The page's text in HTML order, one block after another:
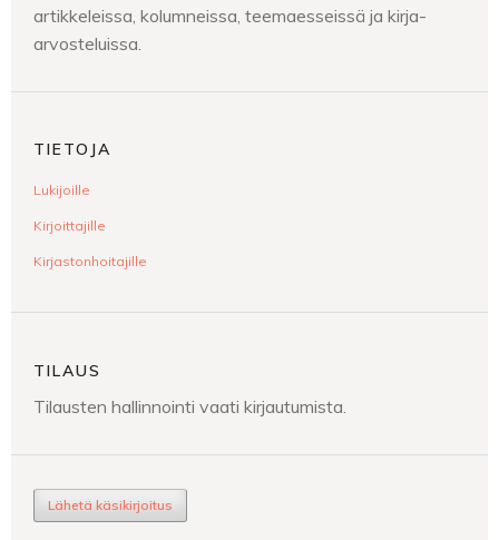
artikkeleissa, kolumneissa, teemaesseissä ja kirja-
arvosteluissa.
TIETOJA
Lukijoille
Kirjoittajille
Kirjastonhoitajille
TILAUS
Tilausten hallinnointi vaati kirjautumista.
Lähetä käsikirjoitus